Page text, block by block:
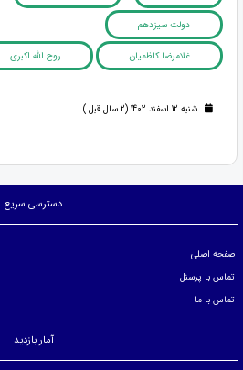
دولت سیزدهم
غلامرضا کاظمیان روح الله اکبری
شنبه 12 اسفند 1402 (2 سال قبل )
دسترسی سریع
صفحه اصلی
تماس با پرسنل
تماس با ما
آمار بازدید